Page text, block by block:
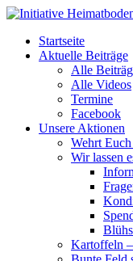
Startseite
Aktuelle Beiträge
Alle
Alle Videos
Termine
Facebook
Unsere Aktionen
Wehrt
Wir lassen
Kartoffeln